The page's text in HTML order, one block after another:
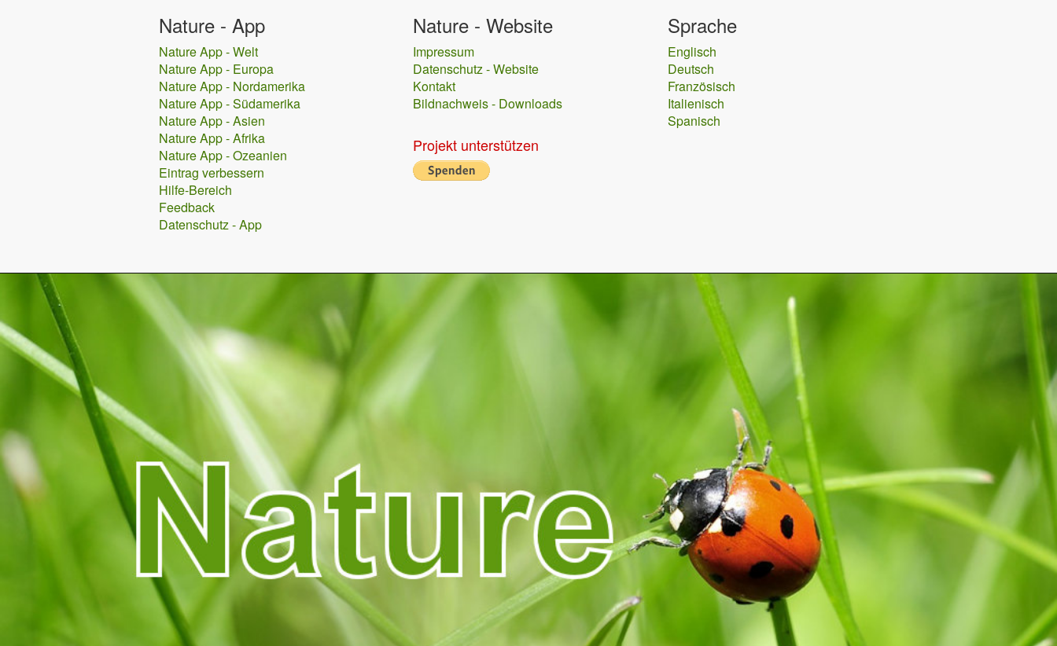
Nature - App
Nature App - Welt
Nature App - Europa
Nature App - Nordamerika
Nature App - Südamerika
Nature App - Asien
Nature App - Afrika
Nature App - Ozeanien
Eintrag verbessern
Hilfe-Bereich
Feedback
Datenschutz - App
Nature - Website
Impressum
Datenschutz - Website
Kontakt
Bildnachweis - Downloads
Projekt unterstützen
Sprache
Englisch
Deutsch
Französisch
Italienisch
Spanisch